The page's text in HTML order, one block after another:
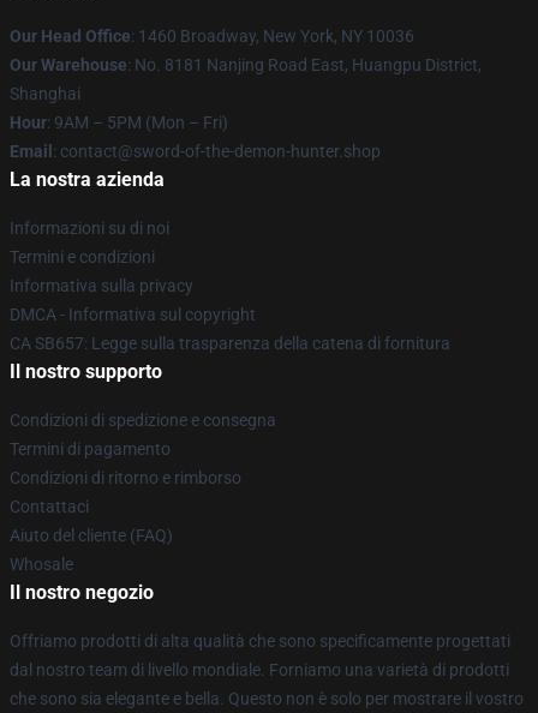
Our Head Office: 1460 Broadway, New York, NY 10036
Our Warehouse: No. 8181 Nanjing Road East, Huangpu District,
Shanghai
Hour: 9AM – 5PM (Mon – Fri)
Email : contact@sword-of-the-demon-hunter.shop
La nostra azienda
Informazioni su di noi
Termini e condizioni
Informativa sulla privacy
DMCA - Informativa sul copyright
CA SB657: Legge sulla trasparenza della catena di fornitura
Il nostro supporto
Condizioni di spedizione e consegna
Termini di pagamento
Condizioni di ritorno e rimborso
Contattaci
Aiuto del cliente (FAQ)
Whosale
Il nostro negozio
Offriamo prodotti di alta qualità che sono specificamente progettati
dal nostro team di livello mondiale. Forniamo una varietà di prodotti
che sono sia elegante e bella. Questo non è solo per mostrare il vostro